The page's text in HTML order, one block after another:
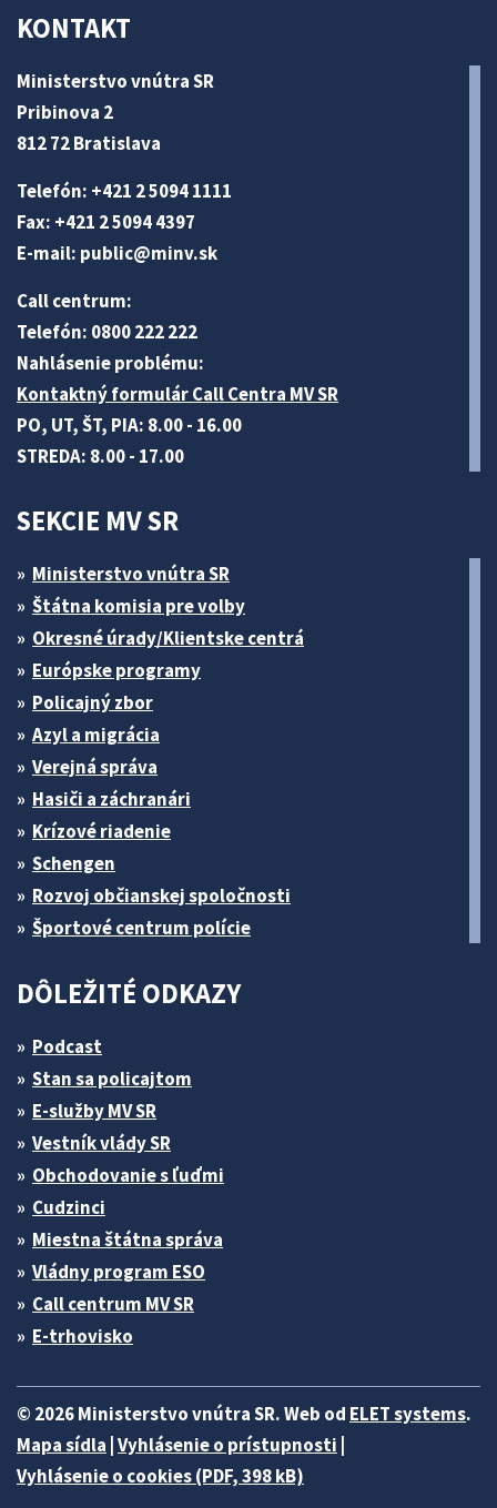
KONTAKT
Ministerstvo vnútra SR
Pribinova 2
812 72 Bratislava
Telefón: +421 2 5094 1111
Fax: +421 2 5094 4397
E-mail: public@minv.sk
Call centrum:
Telefón: 0800 222 222
Nahlásenie problému:
Kontaktný formulár Call Centra MV SR
PO, UT, ŠT, PIA: 8.00 - 16.00
STREDA: 8.00 - 17.00
SEKCIE MV SR
Ministerstvo vnútra SR
Štátna komisia pre volby
Okresné úrady/Klientske centrá
Európske programy
Policajný zbor
Azyl a migrácia
Verejná správa
Hasiči a záchranári
Krízové riadenie
Schengen
Rozvoj občianskej spoločnosti
Športové centrum polície
DÔLEŽITÉ ODKAZY
Podcast
Stan sa policajtom
E-služby MV SR
Vestník vlády SR
Obchodovanie s ľuďmi
Cudzinci
Miestna štátna správa
Vládny program ESO
Call centrum MV SR
E-trhovisko
© 2026 Ministerstvo vnútra SR. Web od ELET systems.
Mapa sídla Vyhlásenie o prístupnosti
Vyhlásenie o cookies (PDF, 398 kB)